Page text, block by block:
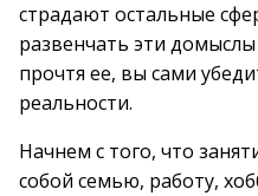
страдают остальные
развенчать эти
прочтя ее, вы сами
реальности.
Начнем с того, что
собой семью, работу,